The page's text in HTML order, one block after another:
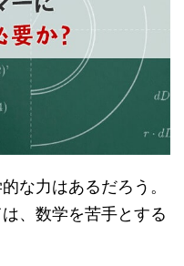
な力はあるだろう。
、数学を苦手とする